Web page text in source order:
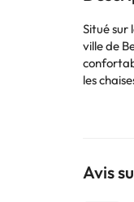
Situé sur
ville de
les
Certains
Avis